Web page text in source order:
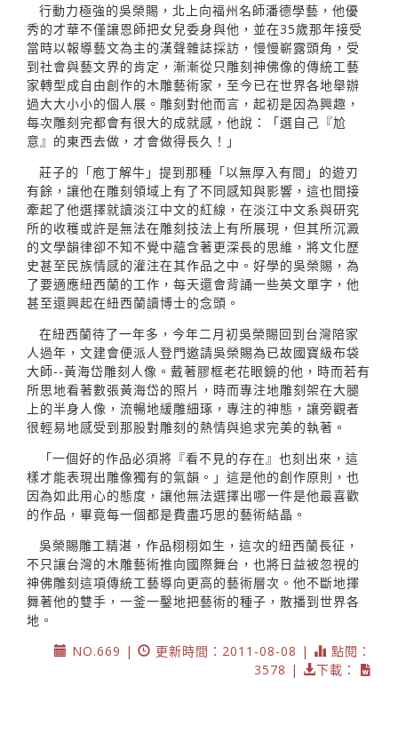
行動力極強的吳榮賜，北上向福州名師潘德學藝，他優
秀的才華不僅讓恩師把女兒委身與他，並在35歲那年接受
當時以報導藝文為主的漢聲雜誌採訪，慢慢嶄露頭角，受
到社會與藝文界的肯定，漸漸從只雕刻神佛像的傳統工藝
家轉型成自由創作的木雕藝術家，至今已在世界各地舉辦
過大大小小的個人展。雕刻對他而言，起初是因為興趣，
每次雕刻完都會有很大的成就感，他說：「選自己『尬
意』的東西去做，才會做得長久！」
莊子的「庖丁解牛」提到那種「以無厚入有間」的遊刃
有餘，讓他在雕刻領域上有了不同感知與影響，這也間接
牽起了他選擇就讀淡江中文的紅線，在淡江中文系與研究
所的收穫或許是無法在雕刻技法上有所展現，但其所沉澱
的文學韻律卻不知不覺中蘊含著更深長的思維，將文化歷
史甚至民族情感的灌注在其作品之中。好學的吳榮賜，為
了要適應紐西蘭的工作，每天還會背誦一些英文單字，他
甚至還興起在紐西蘭讀博士的念頭。
在紐西蘭待了一年多，今年二月初吳榮賜回到台灣陪家
人過年，文建會便派人登門邀請吳榮賜為已故國寶級布袋
大師--黃海岱雕刻人像。戴著膠框老花眼鏡的他，時而若有
所思地看著數張黃海岱的照片，時而專注地雕刻架在大腿
上的半身人像，流暢地緩雕細琢，專注的神態，讓旁觀者
很輕易地感受到那股對雕刻的熱情與追求完美的執著。
「一個好的作品必須將『看不見的存在』也刻出來，這
樣才能表現出雕像獨有的氣韻。」這是他的創作原則，也
因為如此用心的態度，讓他無法選擇出哪一件是他最喜歡
的作品，畢竟每一個都是費盡巧思的藝術結晶。
吳榮賜雕工精湛，作品栩栩如生，這次的紐西蘭長征，
不只讓台灣的木雕藝術推向國際舞台，也將日益被忽視的
神佛雕刻這項傳統工藝導向更高的藝術層次。他不斷地揮
舞著他的雙手，一釜一鑿地把藝術的種子，散播到世界各
地。
NO.669 |
更新時間：2011-08-08 |
點閱：
3578 |
下載：